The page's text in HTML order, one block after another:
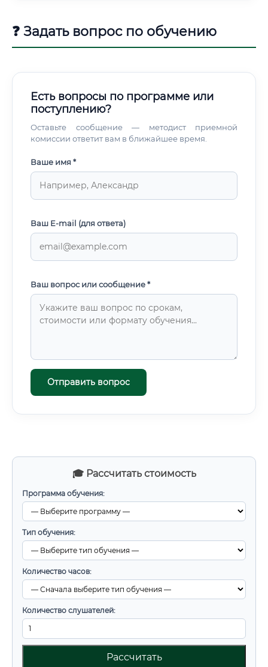
🎓 Рассчитать стоимость
Программа обучения:
Тип обучения:
Количество часов:
Количество слушателей:
Рассчитать
❓ Задать вопрос по обучению
Есть вопросы по программе или
поступлению?
Оставьте сообщение — методист приемной
комиссии ответит вам в ближайшее время.
Ваше имя *
Ваш E-mail (для ответа)
Ваш вопрос или сообщение *
Отправить вопрос